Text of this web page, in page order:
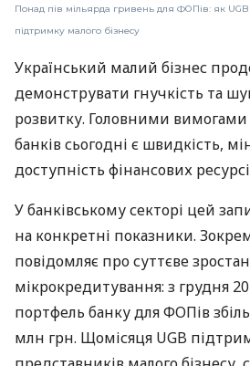
Понад пів мільярда гривень для ФОПів: як
підтримку малого бізнесу
Український малий бізнес
демонструвати гнучкість та
розвитку. Головними
банків сьогодні є швидкість,
доступність фінансових
У банківському секторі цей
на конкретні показники.
повідомляє про суттєве
мікрокредитування: з грудня
портфель банку для ФОПів
млн грн. Щомісяця UGB